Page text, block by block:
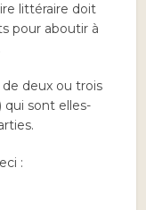
littéraire doit
pour aboutir à
deux ou trois
qui sont elles-
: